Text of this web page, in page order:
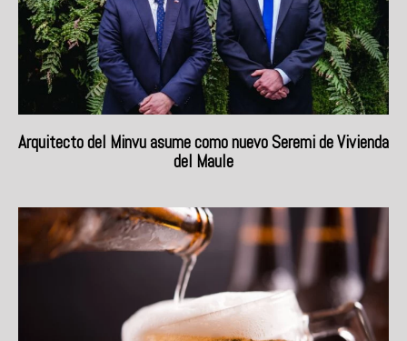
Arquitecto del Minvu asume como nuevo Seremi de Vivienda
del Maule